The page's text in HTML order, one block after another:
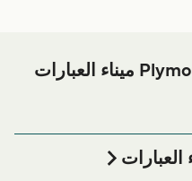
كنت تبحث عن أماكن السكن
على